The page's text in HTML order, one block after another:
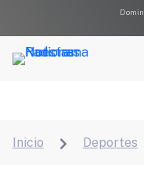
Inicio  Deportes